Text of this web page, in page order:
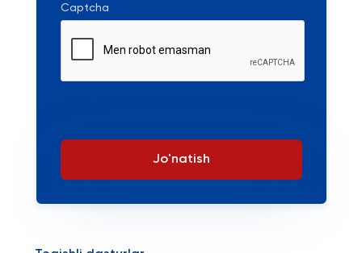
Captcha
Jo'natish